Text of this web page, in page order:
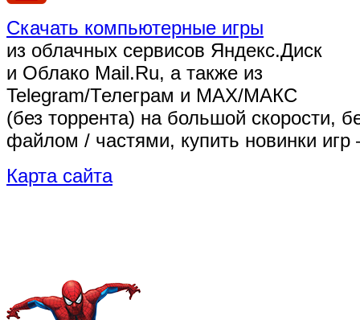
Скачать компьютерные игры
из облачных сервисов Яндекс.Диск
и Облако Mail.Ru, а также из
Telegram/Телеграм и MAX/МАКС
(без торрента) на большой скорости,
файлом / частями, купить новинки
Карта сайта